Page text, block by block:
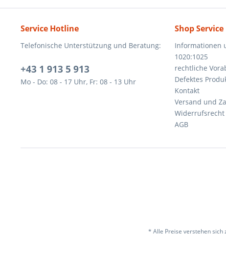
Service Hotline
Telefonische Unterstützung und Beratung:
+43 1 913 5 913
Mo - Do: 08 - 17 Uhr, Fr: 08 - 13 Uhr
Shop Service
Informationen
1020:1025
rechtliche
Defektes
Kontakt
Versand und
Widerrufsrecht
AGB
* Alle Preise verstehen